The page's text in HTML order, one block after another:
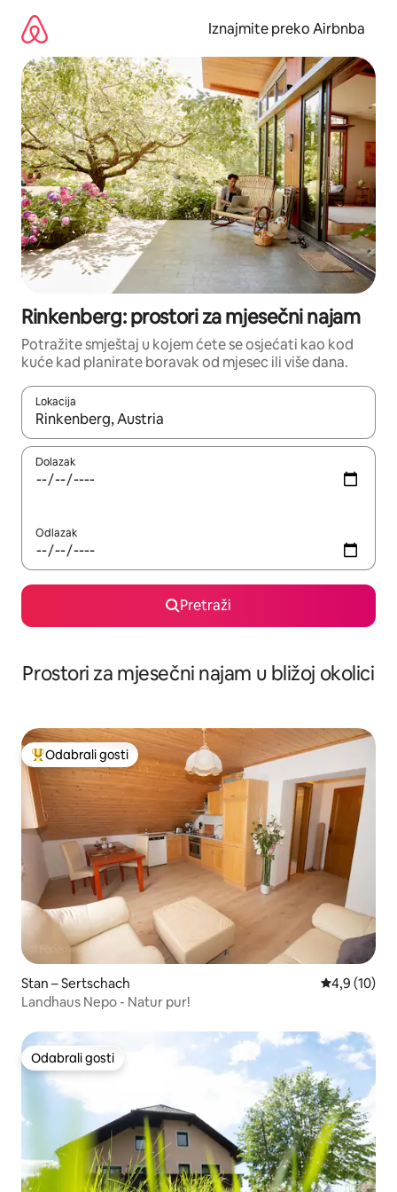
sadržaj
Iznajmite preko Airbnba
Rinkenberg: prostori za mjesečni najam
Potražite smještaj u kojem ćete se osjećati kao kod
kuće kad planirate boravak od mjesec ili više dana.
Lokacija
Kada budu dostupni rezultati, moći ćete ih pregledati
Dolazak
Odlazak
Pretraži
Prostori za mjesečni najam u bližoj okolici
Među najviše rangiranima s oznakom „Odabrali gosti”
Odabrali gosti
Stan – Sertschach Prosječna
4,9 (10)
Landhaus Nepo - Natur pur!
Odabrali gosti
Odabrali gosti